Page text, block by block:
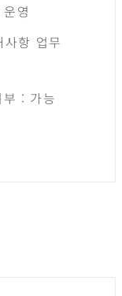
영
항 업무
: 가능